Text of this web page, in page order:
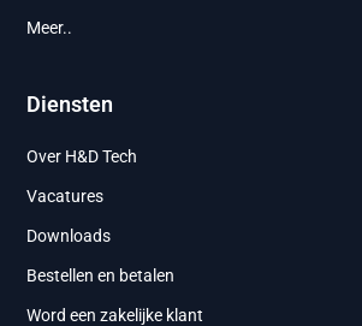
Meer..
Diensten
Over H&D Tech
Vacatures
Downloads
Bestellen en betalen
Word een zakelijke klant